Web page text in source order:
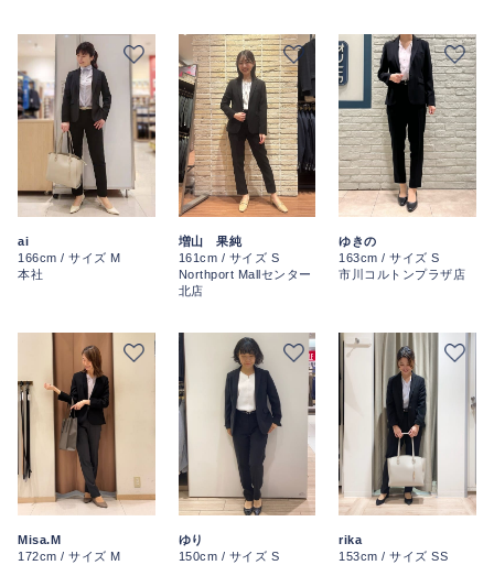
ai
166cm / サイズ M
本社
増山 果純
161cm / サイズ S
Northport Mallセンター
北店
ゆきの
163cm / サイズ S
市川コルトンプラザ店
Misa.M
172cm / サイズ M
ゆり
150cm / サイズ S
rika
153cm / サイズ SS